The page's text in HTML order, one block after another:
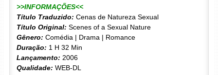
>>INFORMAÇÕES<<
Título Traduzido: Cenas de Natureza Sexual
Título Original: Scenes of a Sexual Nature
Gênero: Comédia | Drama | Romance
Duração: 1 H 32 Min
Lançamento: 2006
Qualidade: WEB-DL